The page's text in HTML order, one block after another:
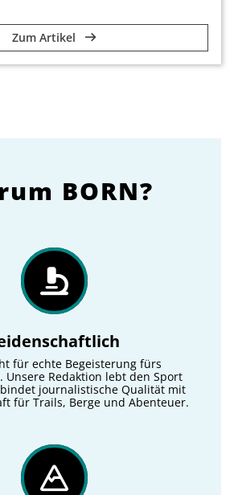
Zum Artikel
BORN?
für echte Begeisterung fürs
Unsere Redaktion lebt den Sport
journalistische Qualität mit
für Trails, Berge und Abenteuer.